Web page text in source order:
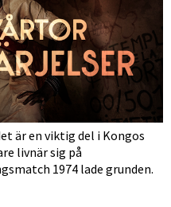
är en viktig del i Kongos
livnär sig på
1974 lade grunden.